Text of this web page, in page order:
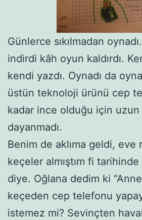
Günlerce sıkılmadan
indirdi kâh oyun kaldırdı.
kendi yazdı. Oynadı da
üstün teknoloji ürünü cep
kadar ince olduğu için uzun
dayanmadı.
Benim de aklıma geldi, eve
keçeler almıştım fi
diye. Oğlana dedim ki
keçeden cep telefonu
istemez mi? Sevinçten